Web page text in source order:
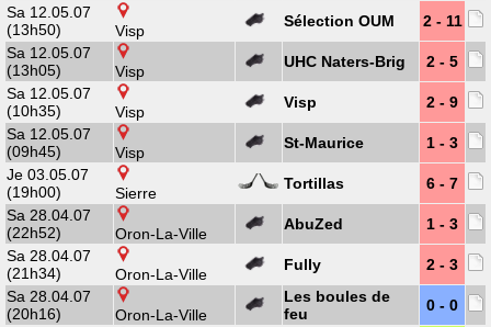
Sa 12.05.07
(13h50)
Visp
Sélection OUM
2 - 11
Sa 12.05.07
(13h05)
Visp
UHC Naters-Brig
2 - 5
Sa 12.05.07
(10h35)
Visp
Visp
2 - 9
Sa 12.05.07
(09h45)
Visp
St-Maurice
1 - 3
Je 03.05.07
(19h00)
Sierre
Tortillas
6 - 7
Sa 28.04.07
(22h52)
Oron-La-Ville
AbuZed
1 - 3
Sa 28.04.07
(21h34)
Oron-La-Ville
Fully
2 - 3
Sa 28.04.07
(20h16)
Oron-La-Ville
Les boules de
feu
0 - 0